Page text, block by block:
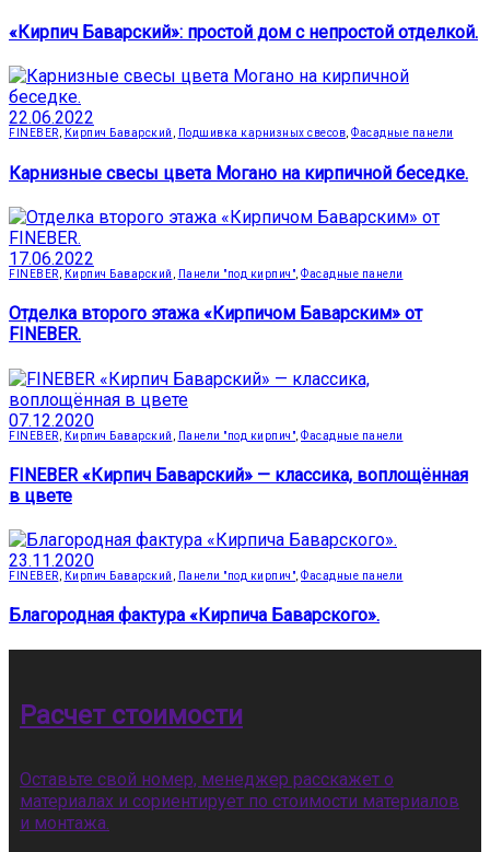
«Кирпич Баварский»: простой дом с непростой отделкой.
22.06.2022
FINEBER, Кирпич Баварский , Подшивка карнизных свесов, Фасадные панели
Карнизные свесы цвета Могано на кирпичной беседке.
17.06.2022
FINEBER Кирпич Баварский Панели "под кирпич" Фасадные панели
Отделка второго этажа «Кирпичом Баварским» от
FINEBER.
07.12.2020
FINEBER Кирпич Баварский Панели "под кирпич" Фасадные панели
FINEBER «Кирпич Баварский» — классика, воплощённая
в цвете
23.11.2020
FINEBER Кирпич Баварский Панели "под кирпич" Фасадные панели
Благородная фактура «Кирпича Баварского».
Расчет стоимости
Оставьте свой номер, менеджер расскажет о
материалах и сориентирует по стоимости материалов
и монтажа.